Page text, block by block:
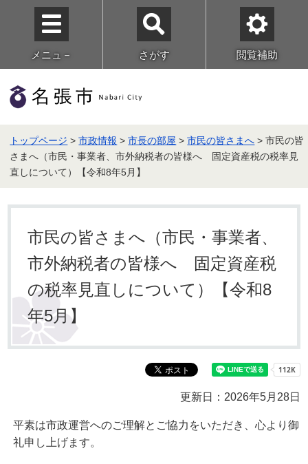
メニュ－ さがす 閲覧補助
トップページ >市政情報 >市長の部屋 >市民の皆さまへ > 市民の皆
さまへ（市民・事業者、市外納税者の皆様へ 固定資産税の税率見
直しについて）【令和8年5月】
市民の皆さまへ（市民・事業者、
市外納税者の皆様へ 固定資産税
の税率見直しについて）【令和8
年5月】
更新日：2026年5月28日
平素は市政運営へのご理解とご協力をいただき、心より御
礼申し上げます。